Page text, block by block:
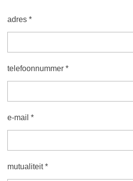
adres *
telefoonnummer *
e-mail *
mutualiteit *